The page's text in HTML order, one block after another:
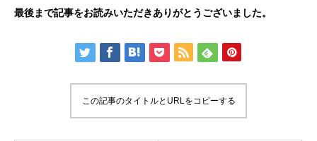
最後まで記事をお読みいただきありがとうございました。
この記事のタイトルとURLをコピーする